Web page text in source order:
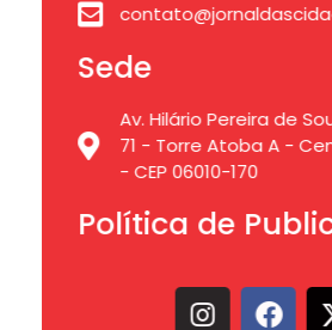
Sede
Av. Hilário Pereira de
71 - Torre Atoba A -
- CEP 06010-170
Política de